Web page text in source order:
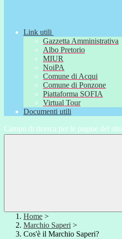
Link utili
Gazzetta Amministrativa
Albo Pretorio
MIUR
NoiPA
Comune di Acqui
Comune di Ponzone
Piattaforma SOFIA
Virtual Tour
Documenti utili
Campo di ricerca per le pagine del sito
Home >
Marchio Saperi >
Cos'è il Marchio Saperi?